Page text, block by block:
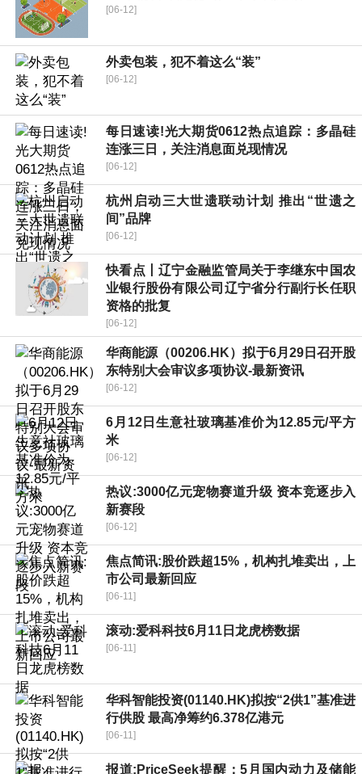
[06-12]
外卖包装，犯不着这么“装”
[06-12]
每日速读!光大期货0612热点追踪：多晶硅
连涨三日，关注消息面兑现情况
[06-12]
杭州启动三大世遗联动计划 推出“世遗之
间”品牌
[06-12]
快看点丨辽宁金融监管局关于李继东中国农
业银行股份有限公司辽宁省分行副行长任职
资格的批复
[06-12]
华商能源（00206.HK）拟于6月29日召开股
东特别大会审议多项协议-最新资讯
[06-12]
6月12日生意社玻璃基准价为12.85元/平方
米
[06-12]
热议:3000亿元宠物赛道升级 资本竞逐步入
新赛段
[06-12]
焦点简讯:股价跌超15%，机构扎堆卖出，上
市公司最新回应
[06-11]
滚动:爱科科技6月11日龙虎榜数据
[06-11]
华科智能投资(01140.HK)拟按“2供1”基准进
行供股 最高净筹约6.378亿港元
[06-11]
报道:PriceSeek提醒：5月国内动力及储能